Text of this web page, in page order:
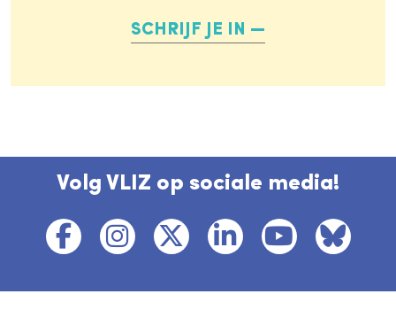
SCHRIJF JE IN
Volg VLIZ op sociale media!